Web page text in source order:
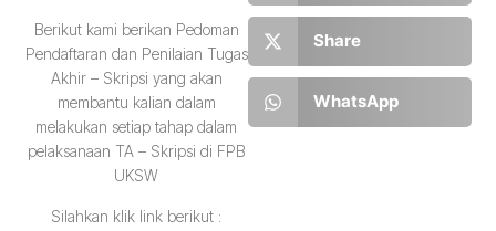
Berikut kami berikan Pedoman
Pendaftaran dan Penilaian Tugas
Akhir – Skripsi yang akan
membantu kalian dalam
melakukan setiap tahap dalam
pelaksanaan TA – Skripsi di FPB
UKSW
Silahkan klik link berikut :
Share
WhatsApp